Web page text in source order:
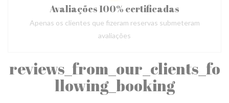
reviews_from_our_clients_fo
llowing_booking
Avaliações 100% certificadas
Apenas os clientes que fizeram reservas submeteram
avaliações